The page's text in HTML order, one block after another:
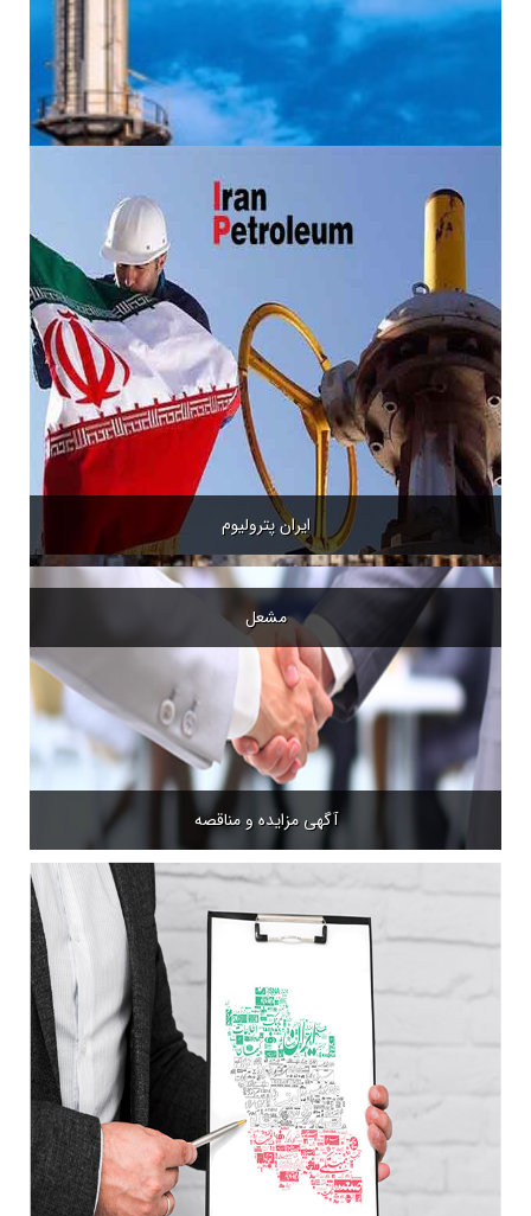
مشعل
ایران پترولیوم
آگهی مزایده و مناقصه